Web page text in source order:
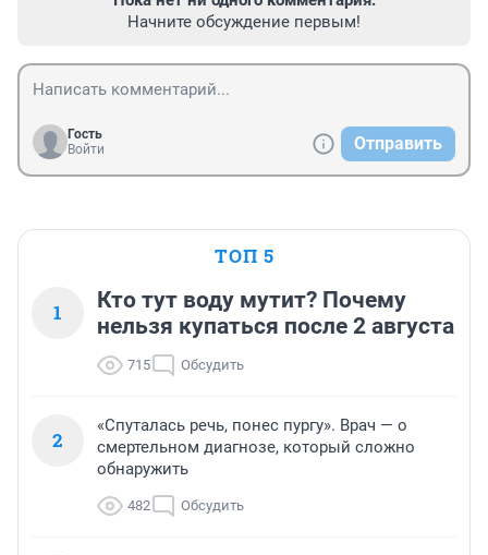
Начните обсуждение первым!
Гость
Войти
Отправить
ТОП 5
1
Кто тут воду мутит? Почему
нельзя купаться после 2 августа
715 Обсудить
2
«Спуталась речь, понес пургу». Врач — о
смертельном диагнозе, который сложно
обнаружить
482 Обсудить